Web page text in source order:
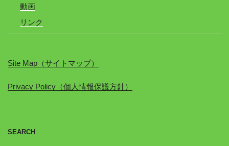
動画
リンク
Site Map（サイトマップ）
Privacy Policy（個人情報保護方針）
SEARCH